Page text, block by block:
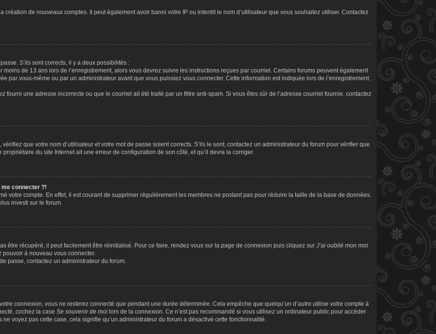
création de nouveaux comptes. Il peut également avoir banni votre IP ou interdit le nom d’utilisateur que vous souhaitez utiliser. Contactez
S’ils sont corrects, il y a deux possibilités :
de 13 ans lors de l’enregistrement, alors vous devrez suivre les instructions reçues par courriel. Certains forums peuvent également
par vous-même ou par un administrateur avant que vous puissiez vous connecter. Cette information est indiquée lors de l’enregistrement.
fourni une adresse incorrecte ou que le courriel ait été traité par un filtre anti-spam. Si vous êtes sûr de l’adresse courriel fournie, contactez
que votre nom d’utilisateur et votre mot de passe soient corrects. S’ils le sont, contactez un administrateur du forum pour vérifier que
du site Internet ait une erreur de configuration de son côté, et qu’il devra la corriger.
connecter ?!
votre compte. En effet, il est courant de supprimer régulièrement les membres ne postant pas pour réduire la taille de la base de données.
investi sur le forum.
être récupéré, il peut facilement être réinitialisé. Pour ce faire, rendez vous sur la page de connexion puis cliquez sur J’ai oublié mon mot
pouvoir à nouveau vous connecter.
passe, contactez un administrateur du forum.
connexion, vous ne resterez connecté que pendant une durée déterminée. Cela empêche que quelqu’un d’autre utilise votre compte à
cochez la case Se souvenir de moi lors de la connexion. Ce n’est pas recommandé si vous utilisez un ordinateur public pour accéder
voyez pas cette case, cela signifie qu’un administrateur du forum a désactivé cette fonctionnalité.